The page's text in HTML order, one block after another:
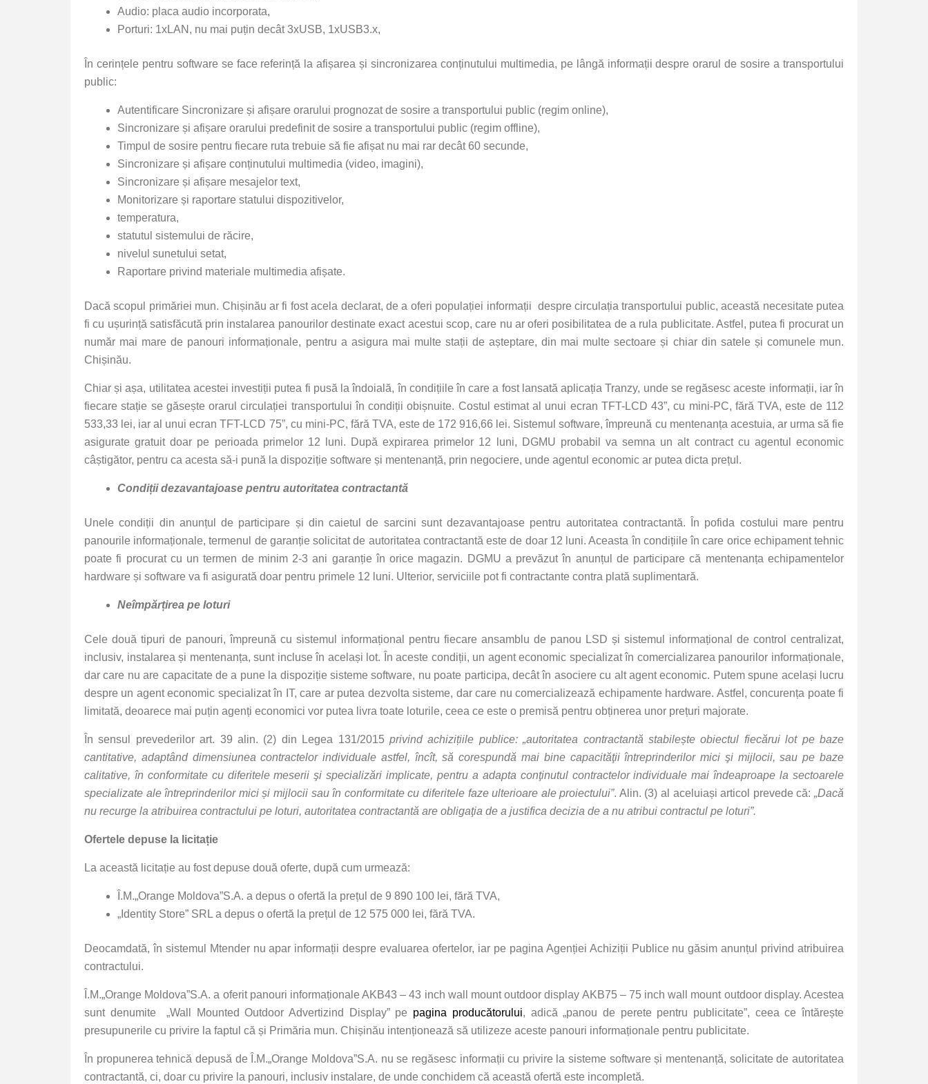
Audio: placa audio incorporata,
Porturi: 1xLAN, nu mai puțin decât 3xUSB, 1xUSB3.x,
În cerințele pentru software se face referință la afișarea și sincronizarea conținutului multimedia, pe lângă informații despre orarul de sosire a transportului
public:
Autentificare Sincronizare și afișare orarului prognozat de sosire a transportului public (regim online),
Sincronizare și afișare orarului predefinit de sosire a transportului public (regim offline),
Timpul de sosire pentru fiecare ruta trebuie să fie afișat nu mai rar decât 60 secunde,
Sincronizare și afișare conținutului multimedia (video, imagini),
Sincronizare și afișare mesajelor text,
Monitorizare și raportare statului dispozitivelor,
temperatura,
statutul sistemului de răcire,
nivelul sunetului setat,
Raportare privind materiale multimedia afișate.
Dacă scopul primăriei mun. Chișinău ar fi fost acela declarat, de a oferi populației informații despre circulația transportului public, această necesitate putea
fi cu ușurință satisfăcută prin instalarea panourilor destinate exact acestui scop, care nu ar oferi posibilitatea de a rula publicitate. Astfel, putea fi procurat un
număr mai mare de panouri informaționale, pentru a asigura mai multe stații de așteptare, din mai multe sectoare și chiar din satele și comunele mun.
Chișinău.
Chiar și așa, utilitatea acestei investiții putea fi pusă la îndoială, în condițiile în care a fost lansată aplicația Tranzy, unde se regăsesc aceste informații, iar în
fiecare stație se găsește orarul circulației transportului în condiții obișnuite. Costul estimat al unui ecran TFT-LCD 43”, cu mini-PC, fără TVA, este de 112
533,33 lei, iar al unui ecran TFT-LCD 75”, cu mini-PC, fără TVA, este de 172 916,66 lei. Sistemul software, împreună cu mentenanța acestuia, ar urma să fie
asigurate gratuit doar pe perioada primelor 12 luni. După expirarea primelor 12 luni, DGMU probabil va semna un alt contract cu agentul economic
câștigător, pentru ca acesta să-i pună la dispoziție software și mentenanță, prin negociere, unde agentul economic ar putea dicta prețul.
Condiții dezavantajoase pentru autoritatea contractantă
Unele condiții din anunțul de participare și din caietul de sarcini sunt dezavantajoase pentru autoritatea contractantă. În pofida costului mare pentru
panourile informaționale, termenul de garanție solicitat de autoritatea contractantă este de doar 12 luni. Aceasta în condițiile în care orice echipament tehnic
poate fi procurat cu un termen de minim 2-3 ani garanție în orice magazin. DGMU a prevăzut în anunțul de participare că mentenanța echipamentelor
hardware și software va fi asigurată doar pentru primele 12 luni. Ulterior, serviciile pot fi contractante contra plată suplimentară.
Neîmpărțirea pe loturi
Cele două tipuri de panouri, împreună cu sistemul informațional pentru fiecare ansamblu de panou LSD și sistemul informațional de control centralizat,
inclusiv, instalarea și mentenanța, sunt incluse în același lot. În aceste condiții, un agent economic specializat în comercializarea panourilor informaționale,
dar care nu are capacitate de a pune la dispoziție sisteme software, nu poate participa, decât în asociere cu alt agent economic. Putem spune același lucru
despre un agent economic specializat în IT, care ar putea dezvolta sisteme, dar care nu comercializează echipamente hardware. Astfel, concurența poate fi
limitată, deoarece mai puțin agenți economici vor putea livra toate loturile, ceea ce este o premisă pentru obținerea unor prețuri majorate.
În sensul prevederilor art. 39 alin. (2) din Legea 131/2015 privind achizițiile publice: „autoritatea contractantă stabilește obiectul fiecărui lot pe baze
cantitative, adaptând dimensiunea contractelor individuale astfel, încît, să corespundă mai bine capacităţii întreprinderilor mici şi mijlocii, sau pe baze
calitative, în conformitate cu diferitele meserii şi specializări implicate, pentru a adapta conţinutul contractelor individuale mai îndeaproape la sectoarele
specializate ale întreprinderilor mici și mijlocii sau în conformitate cu diferitele faze ulterioare ale proiectului”. Alin. (3) al aceluiași articol prevede că:„Dacă
nu recurge la atribuirea contractului pe loturi, autoritatea contractantă are obligaţia de a justifica decizia de a nu atribui contractul pe loturi”.
Ofertele depuse la licitație
La această licitație au fost depuse două oferte, după cum urmează:
Î.M.„Orange Moldova”S.A. a depus o ofertă la prețul de 9 890 100 lei, fără TVA,
„Identity Store” SRL a depus o ofertă la prețul de 12 575 000 lei, fără TVA.
Deocamdată, în sistemul Mtender nu apar informații despre evaluarea ofertelor, iar pe pagina Agenției Achiziții Publice nu găsim anunțul privind atribuirea
contractului.
Î.M.„Orange Moldova”S.A. a oferit panouri informaționale AKB43 – 43 inch wall mount outdoor display AKB75 – 75 inch wall mount outdoor display. Acestea
sunt denumite „Wall Mounted Outdoor Advertizind Display” pe pagina producătorului, adică „panou de perete pentru publicitate”, ceea ce întărește
presupunerile cu privire la faptul că și Primăria mun. Chișinău intenționează să utilizeze aceste panouri informaționale pentru publicitate.
În propunerea tehnică depusă de Î.M.„Orange Moldova”S.A. nu se regăsesc informații cu privire la sisteme software și mentenanță, solicitate de autoritatea
contractantă, ci, doar cu privire la panouri, inclusiv instalare, de unde conchidem că această ofertă este incompletă.